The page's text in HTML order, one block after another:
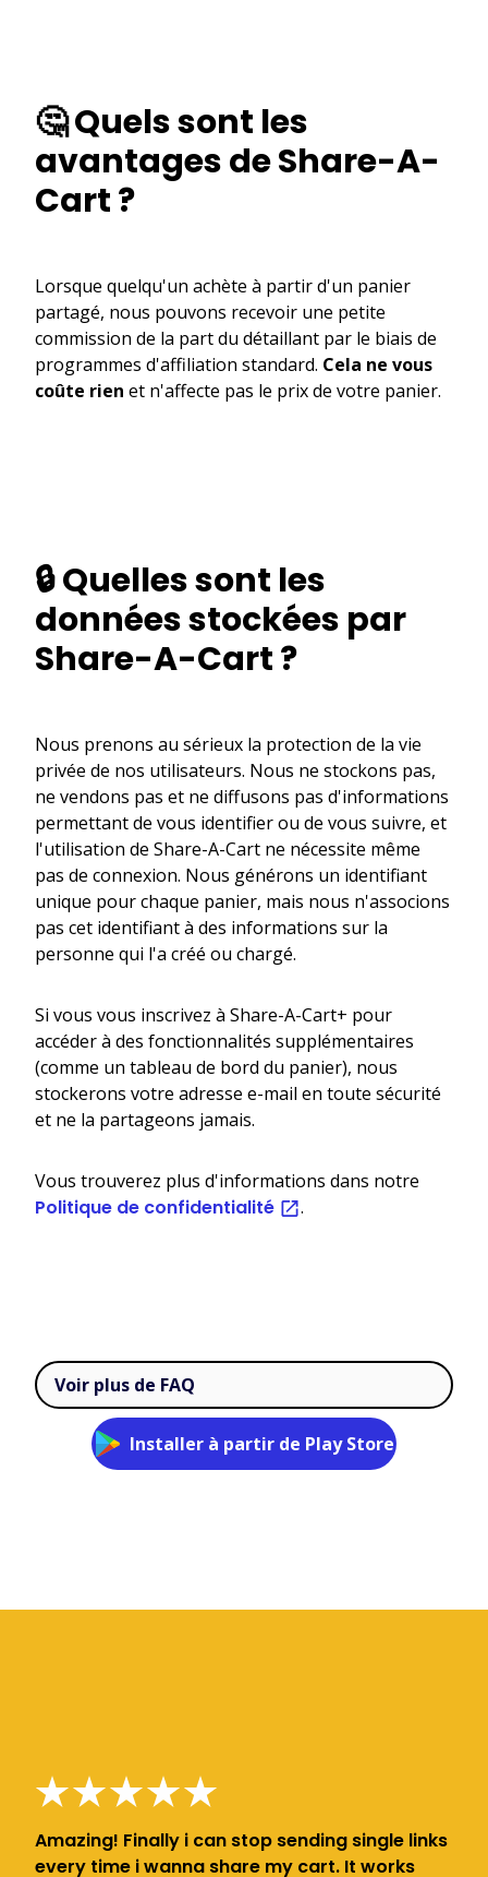
🤔 Quels sont les
avantages de Share-A-
Cart ?
Lorsque quelqu'un achète à partir d'un panier
partagé, nous pouvons recevoir une petite
commission de la part du détaillant par le biais de
programmes d'affiliation standard. Cela ne vous
coûte rien et n'affecte pas le prix de votre panier.
🔒 Quelles sont les
données stockées par
Share-A-Cart ?
Nous prenons au sérieux la protection de la vie
privée de nos utilisateurs. Nous ne stockons pas,
ne vendons pas et ne diffusons pas d'informations
permettant de vous identifier ou de vous suivre, et
l'utilisation de Share-A-Cart ne nécessite même
pas de connexion. Nous générons un identifiant
unique pour chaque panier, mais nous n'associons
pas cet identifiant à des informations sur la
personne qui l'a créé ou chargé.
Si vous vous inscrivez à Share-A-Cart+ pour
accéder à des fonctionnalités supplémentaires
(comme un tableau de bord du panier), nous
stockerons votre adresse e-mail en toute sécurité
et ne la partageons jamais.
Vous trouverez plus d'informations dans notre
Politique de confidentialité .
Voir plus de FAQ
Installer à partir de Play Store
Amazing! Finally i can stop sending single links
every time i wanna share my cart. It works